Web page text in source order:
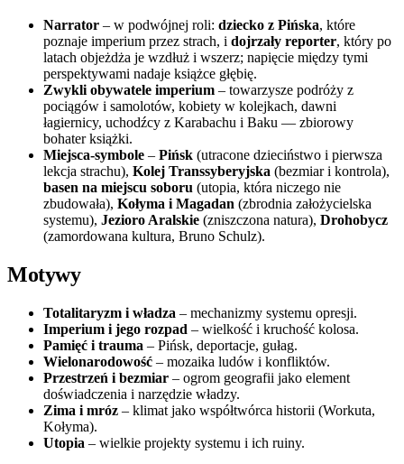
Narrator – w podwójnej roli: dziecko z Pińska, które
poznaje imperium przez strach, i dojrzały reporter, który po
latach objeżdża je wzdłuż i wszerz; napięcie między tymi
perspektywami nadaje książce głębię.
Zwykli obywatele imperium – towarzysze podróży z
pociągów i samolotów, kobiety w kolejkach, dawni
łagiernicy, uchodźcy z Karabachu i Baku — zbiorowy
bohater książki.
Miejsca-symbole – Pińsk (utracone dzieciństwo i pierwsza
lekcja strachu), Kolej Transsyberyjska (bezmiar i kontrola),
basen na miejscu soboru (utopia, która niczego nie
zbudowała), Kołyma i Magadan (zbrodnia założycielska
systemu), Jezioro Aralskie (zniszczona natura), Drohobycz
(zamordowana kultura, Bruno Schulz).
Motywy
Totalitaryzm i władza – mechanizmy systemu opresji.
Imperium i jego rozpad – wielkość i kruchość kolosa.
Pamięć i trauma – Pińsk, deportacje, gułag.
Wielonarodowość – mozaika ludów i konfliktów.
Przestrzeń i bezmiar – ogrom geografii jako element
doświadczenia i narzędzie władzy.
Zima i mróz – klimat jako współtwórca historii (Workuta,
Kołyma).
Utopia – wielkie projekty systemu i ich ruiny.